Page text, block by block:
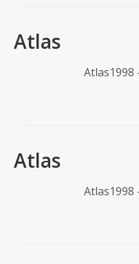
Atlas
Atlas1998
Atlas
Atlas1998